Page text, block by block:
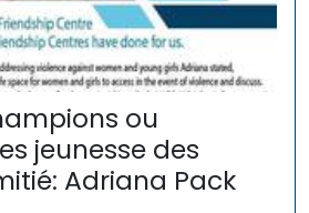
ou
jeunesse des
Adriana Pack